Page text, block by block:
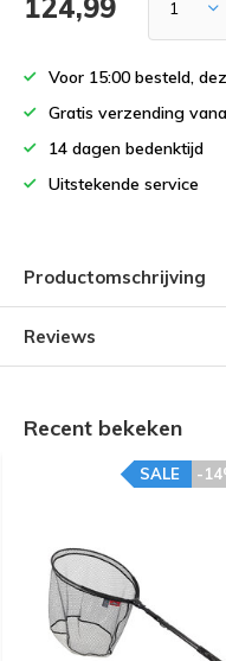
124,99
Voor 15:00 besteld,
Gratis verzending
14 dagen bedenktijd
Uitstekende service
Productomschrijving
Reviews
Recent bekeken
-
SALE